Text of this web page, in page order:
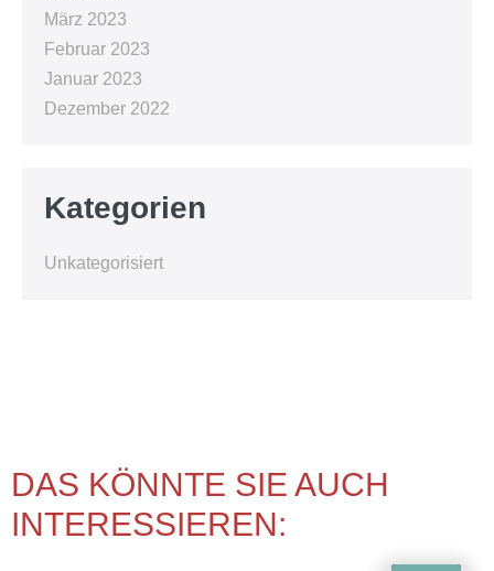
März 2023
Februar 2023
Januar 2023
Dezember 2022
Kategorien
Unkategorisiert
DAS KÖNNTE SIE AUCH
INTERESSIEREN: